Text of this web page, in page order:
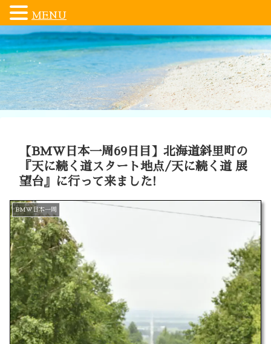
【BMW日本一周69日目】北海道斜里町の
『天に続く道スタート地点/天に続く道 展
望台』に行って来ました!
BMW日本一周
MENU